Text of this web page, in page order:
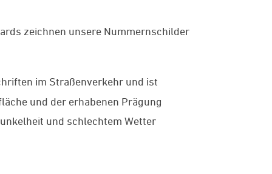
zeichnen unsere Nummernschilder
im Straßenverkehr und ist
und der erhabenen Prägung
und schlechtem Wetter